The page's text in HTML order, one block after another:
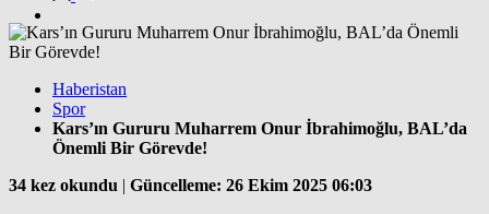
Haberistan
Spor
Kars’ın Gururu Muharrem Onur İbrahimoğlu, BAL’da
Önemli Bir Görevde!
34 kez okundu | Güncelleme: 26 Ekim 2025 06:03